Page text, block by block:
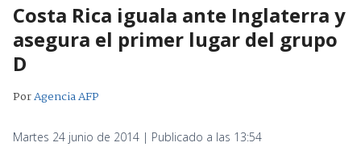
Costa Rica iguala ante Inglaterra y
asegura el primer lugar del grupo
D
PorAgencia AFP
Martes 24 junio de 2014 | Publicado a las 13:54